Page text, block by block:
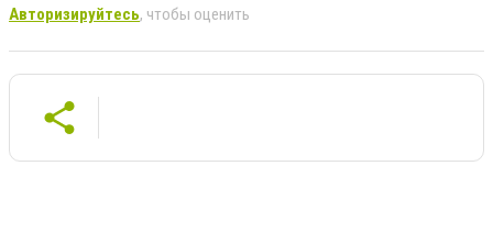
Авторизируйтесь, чтобы оценить